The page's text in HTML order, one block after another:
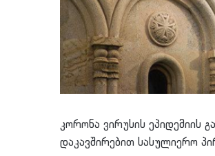
კორონა ვირუსის ეპიდემიის
დაკავშირებით სასულიერო